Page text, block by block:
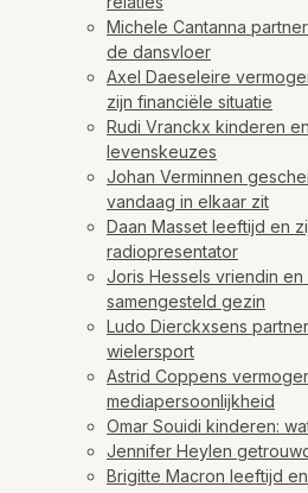
Michele Cantanna
de dansvloer
Axel Daeseleire
zijn financiële situatie
Rudi Vranckx kinderen
levenskeuzes
Johan Verminnen
vandaag in elkaar zit
Daan Masset leeftijd en
radiopresentator
Joris Hessels vriendin
samengesteld gezin
Ludo Dierckxsens
wielersport
Astrid Coppens
mediapersoonlijkheid
Omar Souidi kinderen:
Jennifer Heylen
Brigitte Macron leeftijd